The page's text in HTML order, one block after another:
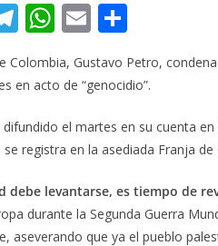
T
el
e
a
m
W
at
A
p
p
E
ai
l
m
ar
ti
r
Colombia, Gustavo Petro,
en acto de “genocidio”.
difundido el martes en su cuenta
se registra en la asediada Franja
debe levantarse, es tiempo de
durante la Segunda Guerra
aseverando que ya el pueblo